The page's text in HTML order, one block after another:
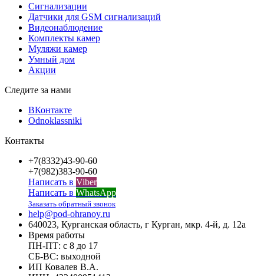
Сигнализации
Датчики для GSM сигнализаций
Видеонаблюдение
Комплекты камер
Муляжи камер
Умный дом
Акции
Следите за нами
ВКонтакте
Odnoklassniki
Контакты
+7(8332)43-90-60
+7(982)383-90-60
Написать в Viber
Написать в WhatsApp
Заказать обратный звонок
help@pod-ohranoy.ru
640023, Курганская область, г Курган, мкр. 4-й, д. 12а
Время работы
ПН-ПТ: с 8 до 17
СБ-ВС: выходной
ИП Ковалев В.А.